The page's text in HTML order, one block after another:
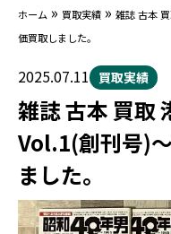
大阪府
埼玉県
神奈川
東京都
ホーム » 買取実績 » 雑誌 古本
価買取しました。
2025.07.11 買取実績
雑誌 古本 買取
Vol.1(創刊号)
ました。